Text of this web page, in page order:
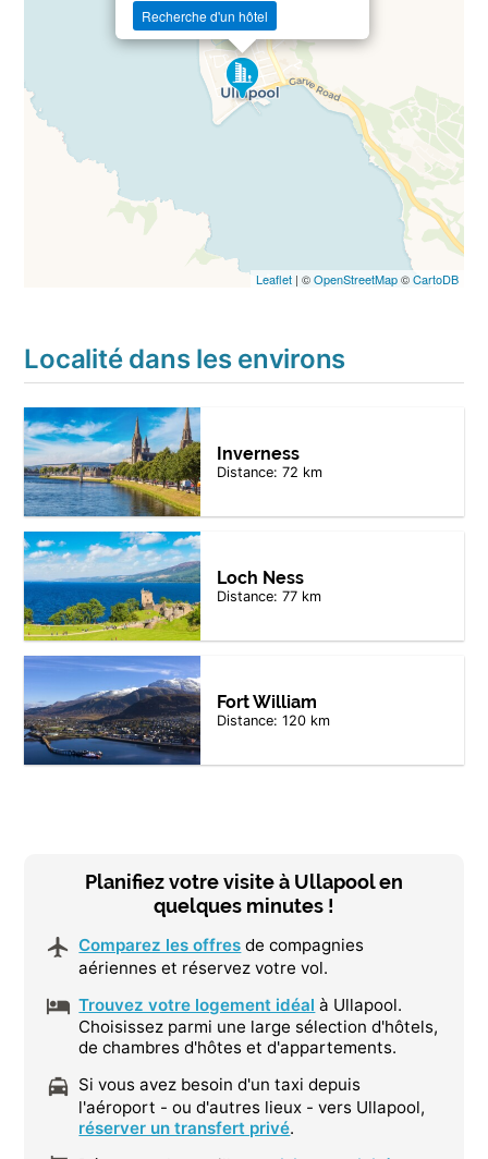
Recherche d'un hôtel
Leaflet| ©OpenStreetMap©CartoDB
Localité dans les environs
Inverness
Distance: 72 km
Loch Ness
Distance: 77 km
Fort William
Distance: 120 km
Planifiez votre visite à Ullapool en
quelques minutes !
Comparez les offres de compagnies
aériennes et réservez votre vol.
Trouvez votre logement idéal à Ullapool.
Choisissez parmi une large sélection d'hôtels,
de chambres d'hôtes et d'appartements.
Si vous avez besoin d'un taxi depuis
l'aéroport - ou d'autres lieux - vers Ullapool,
réserver un transfert privé.